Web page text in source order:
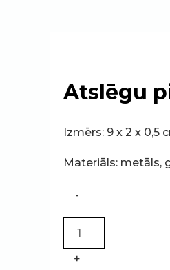
Atslēgu
Izmērs: 9 x 2 x 0,5
Materiāls: metāls,
Atslēgu
piekariņš
spoguli
-
+